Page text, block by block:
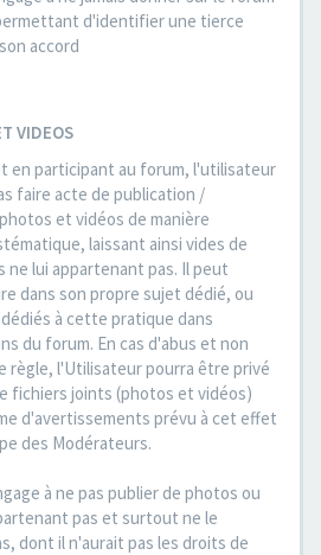
d'identifier une tierce
accord
VIDEOS
en participant au forum, l'utilisateur
faire acte de publication /
et vidéos de manière
laissant ainsi vides de
ne lui appartenant pas. Il peut
dans son propre sujet dédié, ou
à cette pratique dans
du forum. En cas d'abus et non
règle, l'Utilisateur pourra être privé
fichiers joints (photos et vidéos)
d'avertissements prévu à cet effet
des Modérateurs.
à ne pas publier de photos ou
pas et surtout ne le
dont il n'aurait pas les droits de